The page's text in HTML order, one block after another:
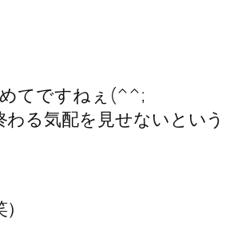
てですねぇ(^^;
る気配を見せないとい